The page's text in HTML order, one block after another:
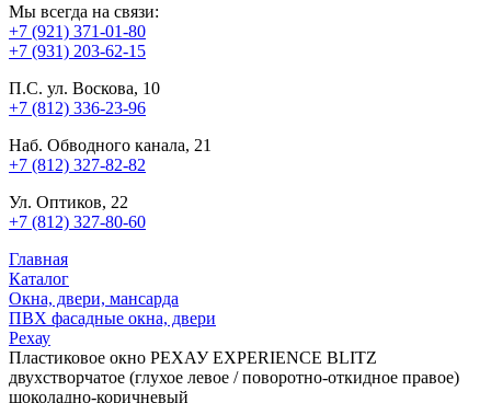
Мы всегда на связи:
+7 (921) 371-01-80
+7 (931) 203-62-15
П.С. ул. Воскова, 10
+7 (812) 336-23-96
Наб. Обводного канала, 21
+7 (812) 327-82-82
Ул. Оптиков, 22
+7 (812) 327-80-60
Главная
Каталог
Окна, двери, мансарда
ПВХ фасадные окна, двери
Рехау
Пластиковое окно РЕХАУ EXPERIENCE BLITZ
двухстворчатое (глухое левое / поворотно-откидное правое)
шоколадно-коричневый